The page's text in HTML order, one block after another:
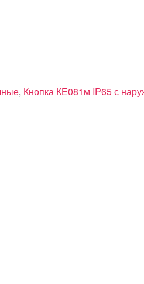
, Кнопка КЕ081м IP65 с